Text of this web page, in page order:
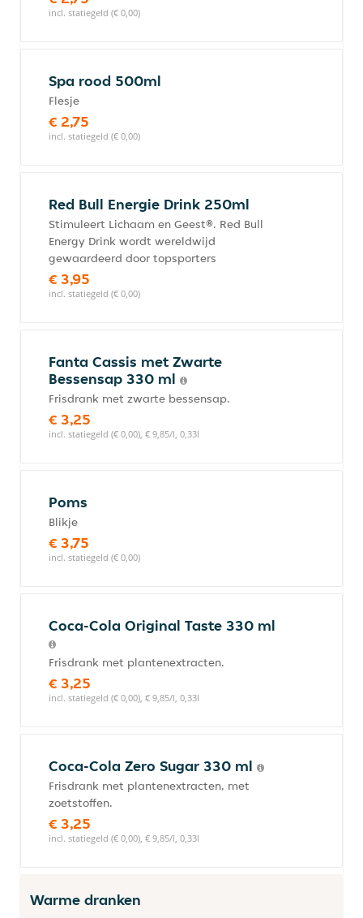
incl. statiegeld (€ 0,00)
Spa rood 500ml
Flesje
€ 2,75
incl. statiegeld (€ 0,00)
Red Bull Energie Drink 250ml
Stimuleert Lichaam en Geest®. Red Bull
Energy Drink wordt wereldwijd
gewaardeerd door topsporters
€ 3,95
incl. statiegeld (€ 0,00)
Fanta Cassis met Zwarte
Bessensap 330 ml
Frisdrank met zwarte bessensap.
€ 3,25
incl. statiegeld (€ 0,00), € 9,85/l, 0,33l
Poms
Blikje
€ 3,75
incl. statiegeld (€ 0,00)
Coca-Cola Original Taste 330 ml
Frisdrank met plantenextracten.
€ 3,25
incl. statiegeld (€ 0,00), € 9,85/l, 0,33l
Coca-Cola Zero Sugar 330 ml
Frisdrank met plantenextracten, met
zoetstoffen.
€ 3,25
incl. statiegeld (€ 0,00), € 9,85/l, 0,33l
Warme dranken